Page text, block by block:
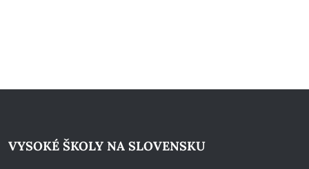
VYSOKÉ ŠKOLY NA SLOVENSKU